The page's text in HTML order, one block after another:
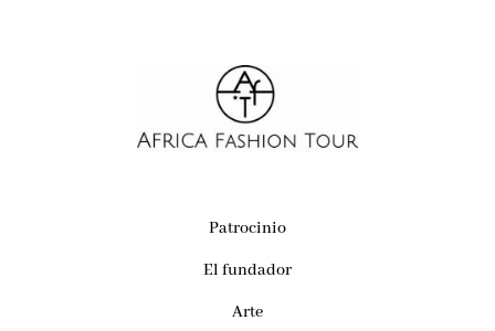
Patrocinio
El fundador
Arte